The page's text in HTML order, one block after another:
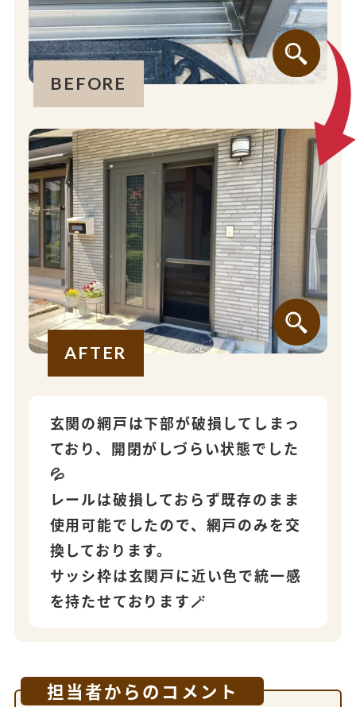
BEFORE
AFTER
玄関の網戸は下部が破損してしまっ
ており、開閉がしづらい状態でした
💦
レールは破損しておらず既存のまま
使用可能でしたので、網戸のみを交
換しております。
サッシ枠は玄関戸に近い色で統一感
を持たせております🪄
担当者からのコメント